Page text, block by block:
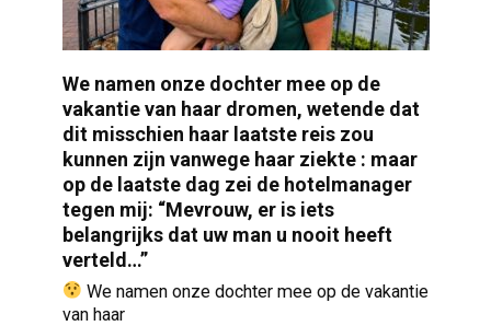
We namen onze dochter mee op de
vakantie van haar dromen, wetende dat
dit misschien haar laatste reis zou
kunnen zijn vanwege haar ziekte : maar
op de laatste dag zei de hotelmanager
tegen mij: “Mevrouw, er is iets
belangrijks dat uw man u nooit heeft
verteld…”
We namen onze dochter mee op de vakantie
van haar